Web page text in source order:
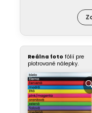
Reálna foto fólií pre
plotrované nálepky.